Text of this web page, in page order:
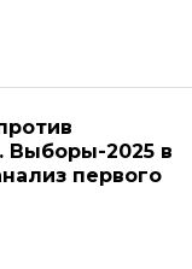
Выборы-2025 в
первого